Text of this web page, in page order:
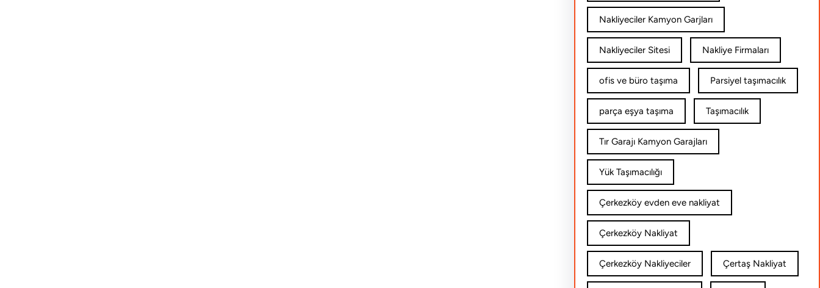
Nakliyeciler Kamyon Garjları
Nakliyeciler Sitesi Nakliye Firmaları
ofis ve büro taşıma Parsiyel taşımacılık
parça eşya taşıma Taşımacılık
Tır Garajı Kamyon Garajları
Yük Taşımacılığı
Çerkezköy evden eve nakliyat
Çerkezköy Nakliyat
Çerkezköy Nakliyeciler Çertaş Nakliyat